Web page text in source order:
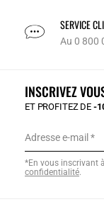
SERVICE
Au 0 800
INSCRIVEZ
ET PROFITEZ DE-
Adresse e-mail
*En vous inscrivant
confidentialité.